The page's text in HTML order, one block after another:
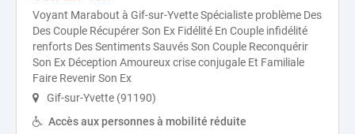
Voyant Marabout à Gif-sur-Yvette Spécialiste problème Des
Des Couple Récupérer Son Ex Fidélité En Couple infidélité
renforts Des Sentiments Sauvés Son Couple Reconquérir
Son Ex Déception Amoureux crise conjugale Et Familiale
Faire Revenir Son Ex
Gif-sur-Yvette (91190)
Accès aux personnes à mobilité réduite